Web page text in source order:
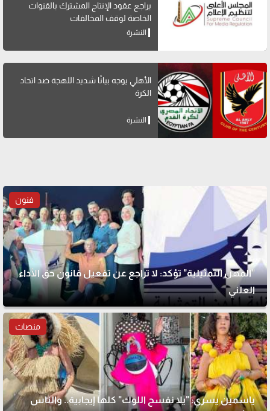
يراجع عقود الإنتاج المشترك بالقنوات
الخاصة لوقف المخالفات
النشرة
الأهلي يوجه بيانًا شديد اللهجة ضد اتحاد
الكرة
النشرة
فنون
"المهن التمثيلية" تؤكد: لا تراجع عن تفعيل قانون حق الأداء
العلني
منصات
ياسمين يسري: "يلا نفسح اللوك" كلها إيجابية.. والناس